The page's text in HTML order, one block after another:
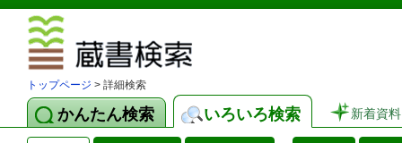
トップページ > 詳細検索
かんたん検索 いろいろ検索 新着資料